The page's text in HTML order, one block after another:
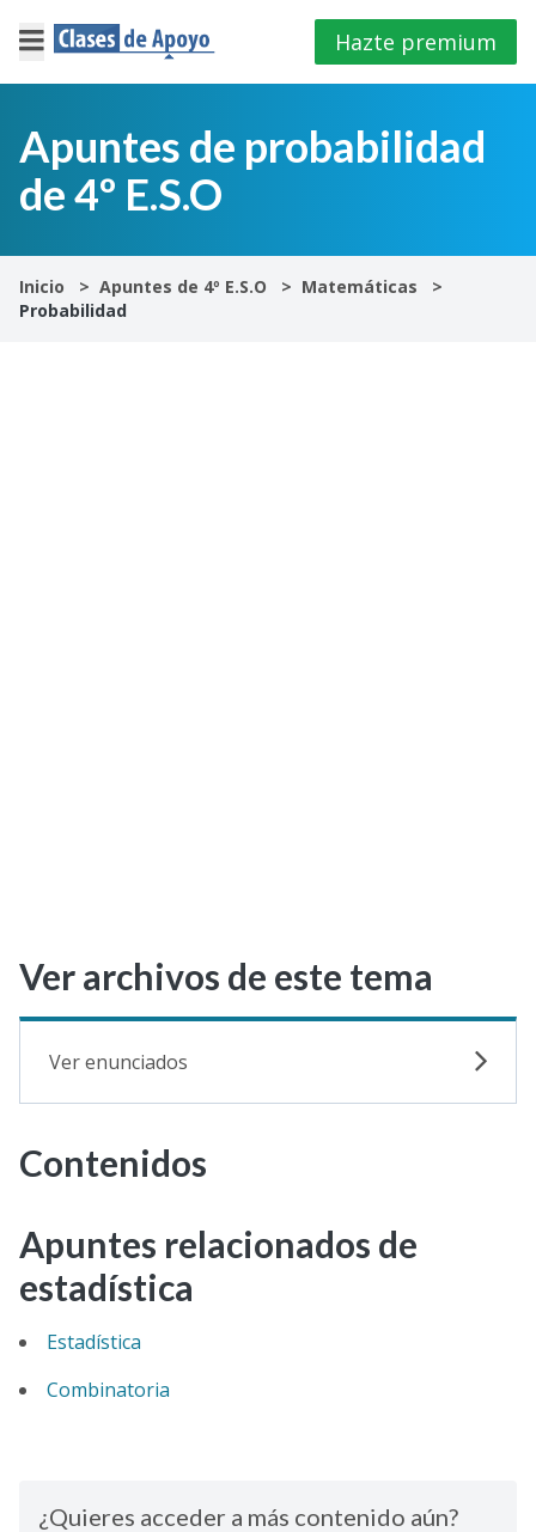
×
Iniciar
sesión
4º
E.S.O
Hazte premium
Apuntes de probabilidad
de 4º E.S.O
Inicio Apuntes de 4º E.S.O
Matemáticas
Probabilidad
Ver archivos de este tema
Ver enunciados
Contenidos
Apuntes relacionados de
estadística
Estadística
Combinatoria
¿Quieres acceder a más contenido aún?